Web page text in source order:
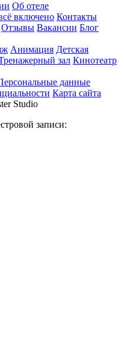
Об отеле
включено Контакты
Отзывы Вакансии Блог
Анимация Детская
зал Кинотеатр
данные
Карта сайта
Studio
записи: